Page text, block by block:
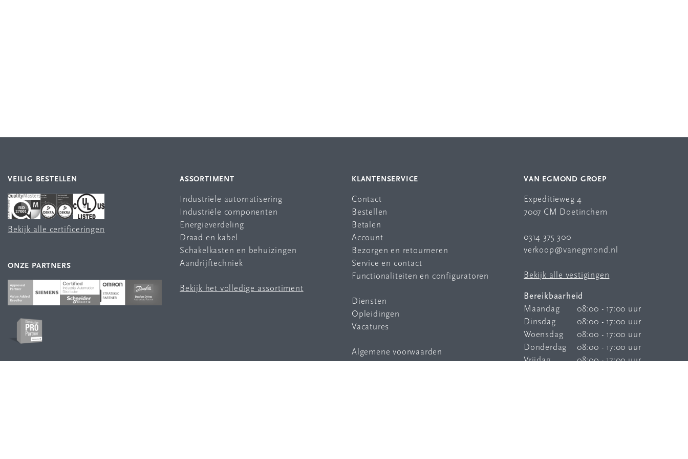
VEILIG BESTELLEN
Bekijk alle certificeringen
ONZE PARTNERS
ASSORTIMENT
Industriële automatisering
Industriële componenten
Energieverdeling
Draad en kabel
Schakelkasten en behuizingen
Aandrijftechniek
Bekijk het volledige assortiment
KLANTENSERVICE
Contact
Bestellen
Betalen
Account
Bezorgen en retourneren
Service en contact
Functionaliteiten en configuratoren
Diensten
Opleidingen
Vacatures
Algemene voorwaarden
VAN EGMOND GROEP
Expeditieweg 4
7007 CM Doetinchem
0314 375 300
verkoop@vanegmond.nl
Bekijk alle vestigingen
Bereikbaarheid
Maandag
08:00 - 17:00 uur
Dinsdag
08:00 - 17:00 uur
Woensdag
08:00 - 17:00 uur
Donderdag
08:00 - 17:00 uur
Vrijdag
08:00 - 17:00 uur